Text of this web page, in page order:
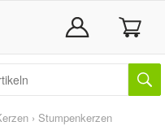
› Stumpenkerzen